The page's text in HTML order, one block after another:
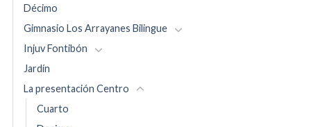
Décimo
Gimnasio Los Arrayanes Bilingue
Injuv Fontibón
Jardín
La presentación Centro
Cuarto